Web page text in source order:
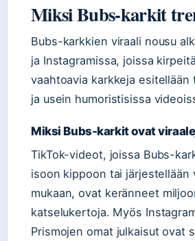
Miksi Bubs-karkit
Bubs-karkkien viraali nousu
ja Instagramissa, joissa
vaahtoavia karkkeja esitellään
ja usein humoristisissa
Miksi Bubs-karkit ovat
TikTok-videot, joissa Bubs-
isoon kippoon tai järjestellään
mukaan, ovat keränneet
katselukertoja. Myös
Prismojen omat julkaisut ovat